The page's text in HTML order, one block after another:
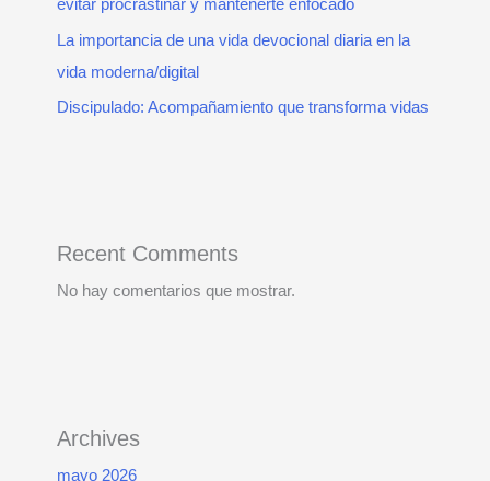
evitar procrastinar y mantenerte enfocado
La importancia de una vida devocional diaria en la
vida moderna/digital
Discipulado: Acompañamiento que transforma vidas
Recent Comments
No hay comentarios que mostrar.
Archives
mayo 2026